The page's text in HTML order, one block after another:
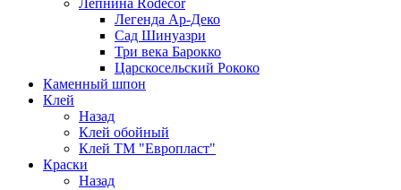
Лепнина Rodecor
Легенда Ар-Деко
Сад Шинуазри
Три века Барокко
Царскосельский Рококо
Каменный шпон
Клей
Назад
Клей обойный
Клей ТМ "Европласт"
Краски
Назад